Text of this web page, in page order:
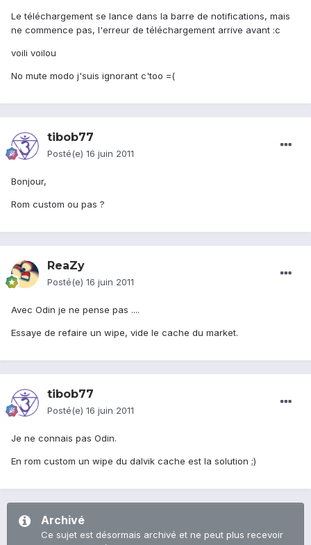
Le téléchargement se lance dans la barre de notifications, mais
ne commence pas, l'erreur de téléchargement arrive avant :c
voili voilou
No mute modo j'suis ignorant c'too =(
tibob77
Posté(e) 16 juin 2011
Bonjour,
Rom custom ou pas ?
ReaZy
Posté(e) 16 juin 2011
Avec Odin je ne pense pas ....
Essaye de refaire un wipe, vide le cache du market.
tibob77
Posté(e) 16 juin 2011
Je ne connais pas Odin.
En rom custom un wipe du dalvik cache est la solution ;)
Archivé
Ce sujet est désormais archivé et ne peut plus recevoir